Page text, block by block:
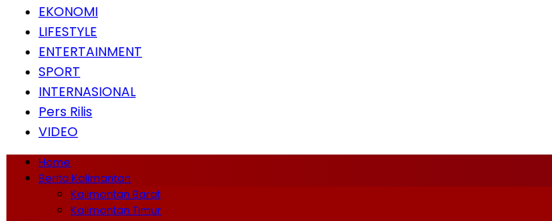
EKONOMI
LIFESTYLE
ENTERTAINMENT
SPORT
INTERNASIONAL
Pers Rilis
VIDEO
Home
Berita Kalimantan
Kalimantan Barat
Kalimantan Timur